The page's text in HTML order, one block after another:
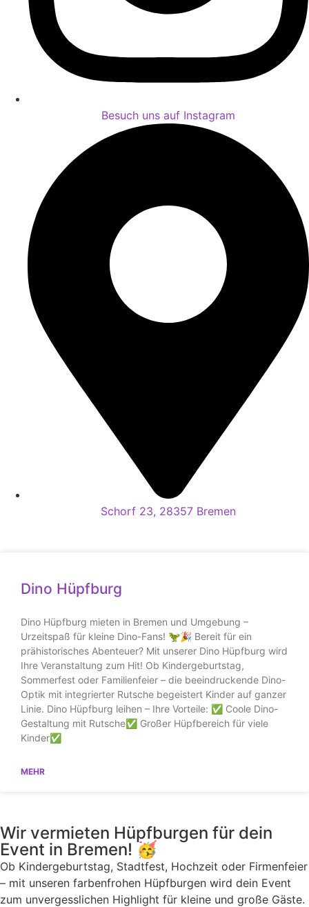
Besuch uns auf Instagram
Schorf 23, 28357 Bremen
Dino Hüpfburg
Dino Hüpfburg mieten in Bremen und Umgebung –
Urzeitspaß für kleine Dino-Fans! 🦖🎉 Bereit für ein
prähistorisches Abenteuer? Mit unserer Dino Hüpfburg wird
Ihre Veranstaltung zum Hit! Ob Kindergeburtstag,
Sommerfest oder Familienfeier – die beeindruckende Dino-
Optik mit integrierter Rutsche begeistert Kinder auf ganzer
Linie. Dino Hüpfburg leihen – Ihre Vorteile: ✅ Coole Dino-
Gestaltung mit Rutsche✅ Großer Hüpfbereich für viele
Kinder✅
MEHR
Wir vermieten Hüpfburgen für dein
Event in Bremen! 🥳
Ob Kindergeburtstag, Stadtfest, Hochzeit oder Firmenfeier
– mit unseren farbenfrohen Hüpfburgen wird dein Event
zum unvergesslichen Highlight für kleine und große Gäste.